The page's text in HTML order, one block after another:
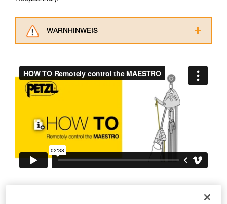
WARNHINWEIS
aufmerksam durch, bevor Sie diesen zu Rate
ziehen. Um diese Zusatzinformationen
verstehen zu können, müssen Sie zuerst die in
der Gebrauchsanweisung enthaltenen
Informationen richtig verstanden haben.
Die Beherrschung dieser Techniken setzt eine
entsprechende Ausbildung und ein spezielles
Training voraus. Prüfen Sie zusammen mit
einem Profi, ob Sie in der Lage sind, den
Vorgang alleine sicher zu wiederholen, bevor